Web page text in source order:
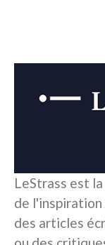
LeStrass est
de l'inspiration
des articles